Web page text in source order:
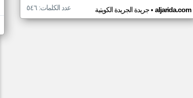
جريدة الجريدة الكويتية• aljarida.com عدد الكلمات: ٥٤٦